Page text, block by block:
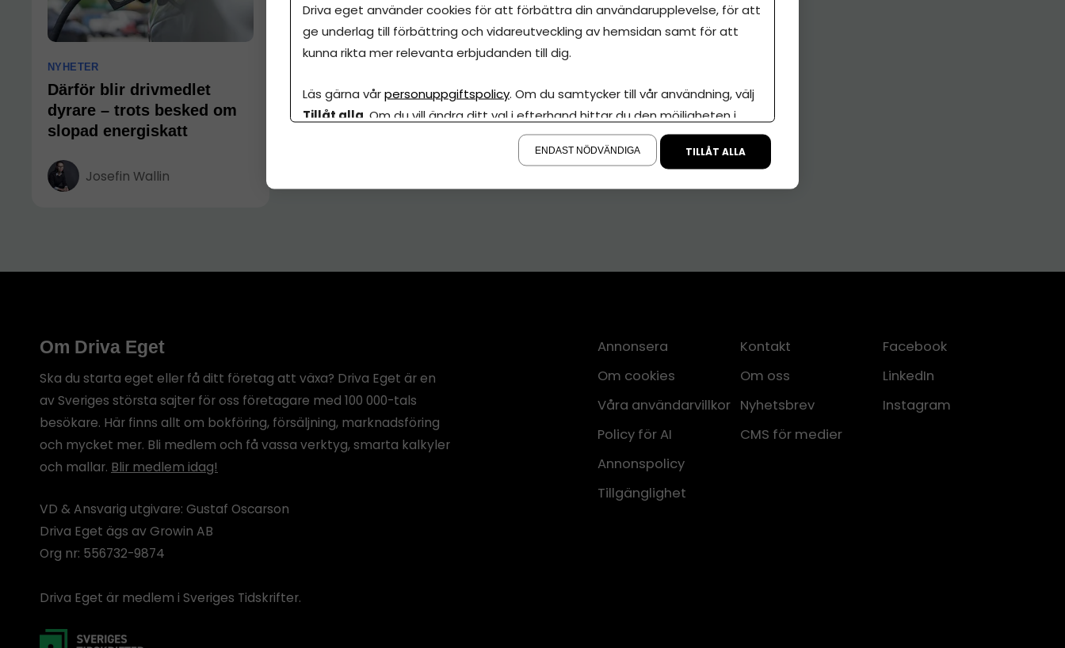
NYHETER
Därför blir drivmedlet
dyrare – trots besked om
slopad energiskatt
Josefin Wallin
Om Driva Eget
Ska du starta eget eller få ditt företag att växa? Driva Eget är en
av Sveriges största sajter för oss företagare med 100 000-tals
besökare. Här finns allt om bokföring, försäljning, marknadsföring
och mycket mer. Bli medlem och få vassa verktyg, smarta kalkyler
och mallar. Blir medlem idag!
VD & Ansvarig utgivare: Gustaf Oscarson
Driva Eget ägs av Growin AB
Org nr: 556732-9874
Driva Eget är medlem i Sveriges Tidskrifter.
Annonsera
Om cookies
Våra användarvillkor
Policy för AI
Annonspolicy
Tillgänglighet
Kontakt
Om oss
Nyhetsbrev
CMS för medier
Facebook
LinkedIn
Instagram
Driva eget använder cookies för att förbättra din användarupplevelse, för att
ge underlag till förbättring och vidareutveckling av hemsidan samt för att
kunna rikta mer relevanta erbjudanden till dig.
Läs gärna vårpersonuppgiftspolicy. Om du samtycker till vår användning, välj
Tillåt alla . Om du vill ändra ditt val i efterhand hittar du den möjligheten i
ENDAST NÖDVÄNDIGA TILLÅT ALLA